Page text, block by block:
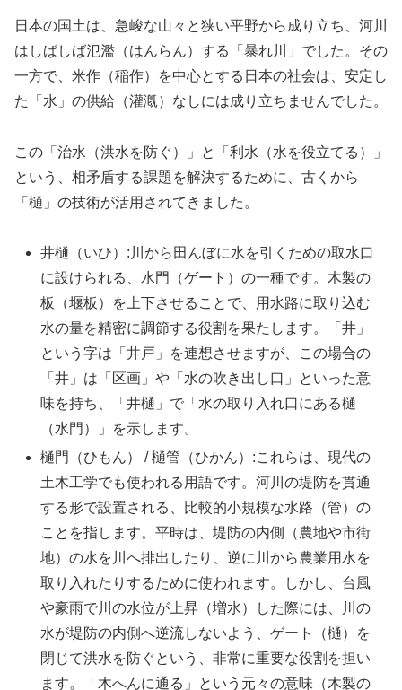
日本の国土は、急峻な山々と狭い平野から成り立ち、河川
はしばしば氾濫（はんらん）する「暴れ川」でした。その
一方で、米作（稲作）を中心とする日本の社会は、安定し
た「水」の供給（灌漑）なしには成り立ちませんでした。
この「治水（洪水を防ぐ）」と「利水（水を役立てる）」
という、相矛盾する課題を解決するために、古くから
「樋」の技術が活用されてきました。
井樋（いひ）:川から田んぼに水を引くための取水口
に設けられる、水門（ゲート）の一種です。木製の
板（堰板）を上下させることで、用水路に取り込む
水の量を精密に調節する役割を果たします。「井」
という字は「井戸」を連想させますが、この場合の
「井」は「区画」や「水の吹き出し口」といった意
味を持ち、「井樋」で「水の取り入れ口にある樋
（水門）」を示します。
樋門（ひもん） / 樋管（ひかん）:これらは、現代の
土木工学でも使われる用語です。河川の堤防を貫通
する形で設置される、比較的小規模な水路（管）の
ことを指します。平時は、堤防の内側（農地や市街
地）の水を川へ排出したり、逆に川から農業用水を
取り入れたりするために使われます。しかし、台風
や豪雨で川の水位が上昇（増水）した際には、川の
水が堤防の内側へ逆流しないよう、ゲート（樋）を
閉じて洪水を防ぐという、非常に重要な役割を担い
ます。「木へんに通る」という元々の意味（木製の